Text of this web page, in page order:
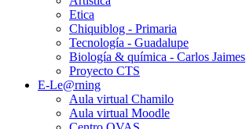
Etica
Chiquiblog - Primaria
Tecnología - Guadalupe
Biología & química - Carlos Jaimes
Proyecto CTS
E-Le@rning
Aula virtual Chamilo
Aula virtual Moodle